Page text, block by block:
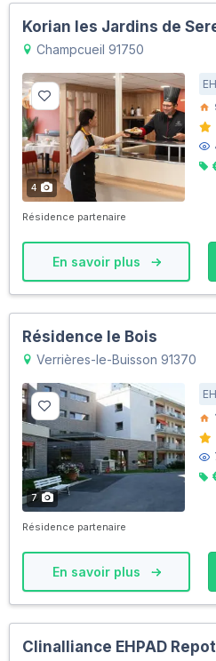
Korian les Jardins de
Champcueil 91750
4
Résidence partenaire
En savoir plus
Résidence le Bois
Verrières-le-Buisson 91370
7
Résidence partenaire
En savoir plus
Clinalliance EHPAD